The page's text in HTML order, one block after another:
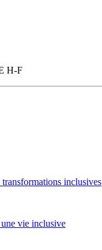
H-F
inclusives
vie inclusive